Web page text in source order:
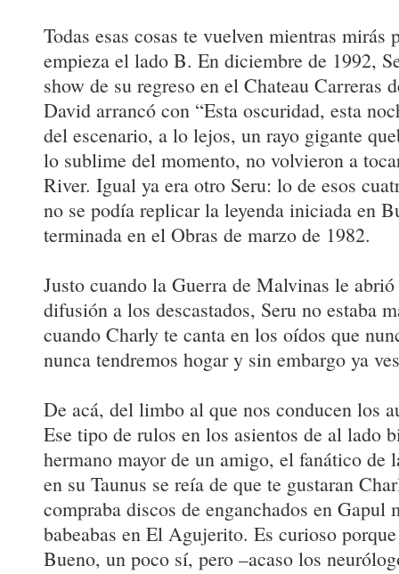
Todas esas cosas te vuelven mientras
empieza el lado B. En diciembre de 1992,
show de su regreso en el Chateau Carreras
David arrancó con “Esta oscuridad, esta
del escenario, a lo lejos, un rayo gigante
lo sublime del momento, no volvieron a
River. Igual ya era otro Seru: lo de esos
no se podía replicar la leyenda iniciada en
terminada en el Obras de marzo de 1982.
Justo cuando la Guerra de Malvinas le
difusión a los descastados, Seru no estaba
cuando Charly te canta en los oídos que
nunca tendremos hogar y sin embargo ya
De acá, del limbo al que nos conducen los
Ese tipo de rulos en los asientos de al lado
hermano mayor de un amigo, el fanático de
en su Taunus se reía de que te gustaran
compraba discos de enganchados en Gapul
babeabas en El Agujerito. Es curioso
Bueno, un poco sí, pero –acaso los